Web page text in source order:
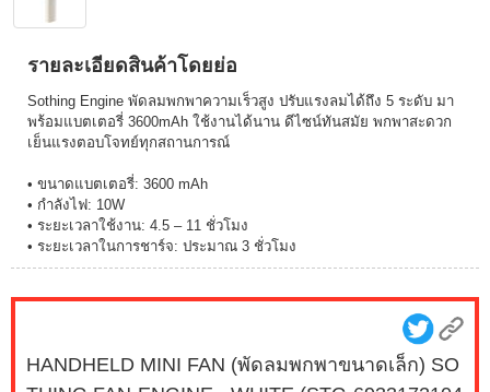
รายละเอียดสินค้าโดยย่อ
Sothing Engine พัดลมพกพาความเร็วสูง ปรับแรงลมได้ถึง 5 ระดับ มา
พร้อมแบตเตอรี่ 3600mAh ใช้งานได้นาน ดีไซน์ทันสมัย พกพาสะดวก
เย็นแรงตอบโจทย์ทุกสถานการณ์
• ขนาดแบตเตอรี่: 3600 mAh
• กำลังไฟ: 10W
• ระยะเวลาใช้งาน: 4.5 – 11 ชั่วโมง
• ระยะเวลาในการชาร์จ: ประมาณ 3 ชั่วโมง
HANDHELD MINI FAN (พัดลมพกพาขนาดเล็ก) SO